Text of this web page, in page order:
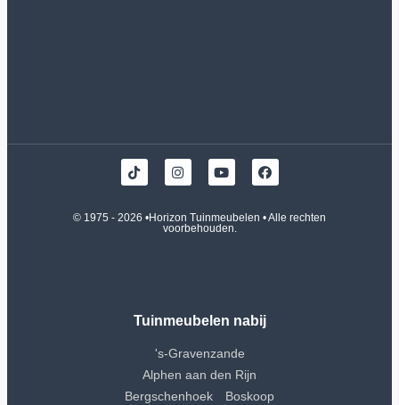
© 1975 - 2026 •Horizon Tuinmeubelen • Alle rechten
voorbehouden.
Tuinmeubelen nabij
's-Gravenzande
Alphen aan den Rijn
Bergschenhoek
Boskoop